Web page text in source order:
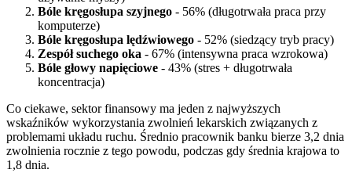
Bóle kręgosłupa szyjnego - 56% (długotrwała praca przy
komputerze)
Bóle kręgosłupa lędźwiowego - 52% (siedzący tryb pracy)
Zespół suchego oka - 67% (intensywna praca wzrokowa)
Bóle głowy napięciowe - 43% (stres + długotrwała
koncentracja)
Co ciekawe, sektor finansowy ma jeden z najwyższych
wskaźników wykorzystania zwolnień lekarskich związanych z
problemami układu ruchu. Średnio pracownik banku bierze 3,2 dnia
zwolnienia rocznie z tego powodu, podczas gdy średnia krajowa to
1,8 dnia.